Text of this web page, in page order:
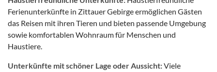
Ferienunterkünfte in Zittauer Gebirge ermöglichen Gästen
das Reisen mit ihren Tieren und bieten passende Umgebung
sowie komfortablen Wohnraum für Menschen und
Haustiere.
Unterkünfte mit schöner Lage oder Aussicht:Viele